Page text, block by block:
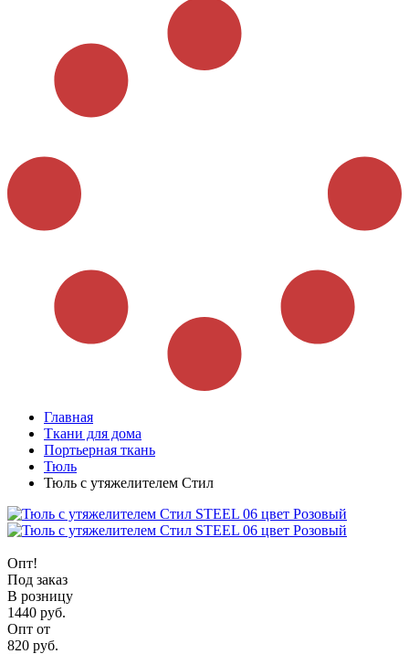
Главная
Ткани для дома
Портьерная ткань
Тюль
Тюль с утяжелителем Стил
Опт!
Под заказ
В розницу
1440 руб.
Опт от
820 руб.